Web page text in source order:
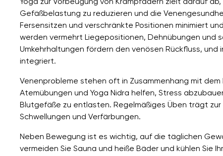
Gefäßbelastung zu reduzieren und die
Fersensitzen und verschränkte Positionen minimiert
werden vermehrt Liegepositionen, Dehnübungen und
Umkehrhaltungen fördern den venösen Rückfluss, und
integriert.
Venenprobleme stehen oft in Zusammenhang mit
Atemübungen und Yoga Nidra helfen, Stress
Blutgefäße zu entlasten. Regelmäßiges Üben trägt
Schwellungen und Verfärbungen.
Neben Bewegung ist es wichtig, auf die täglichen
vermeiden Sie Sauna und heiße Bäder und kühlen Sie